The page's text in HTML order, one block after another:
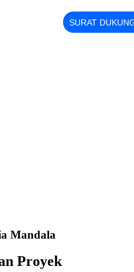
SURAT
Mandala
Proyek